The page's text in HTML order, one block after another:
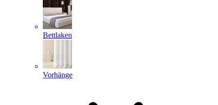
Bettlaken
Vorhänge